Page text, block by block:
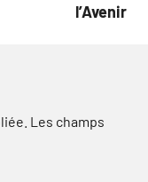
l’Avenir
Les champs